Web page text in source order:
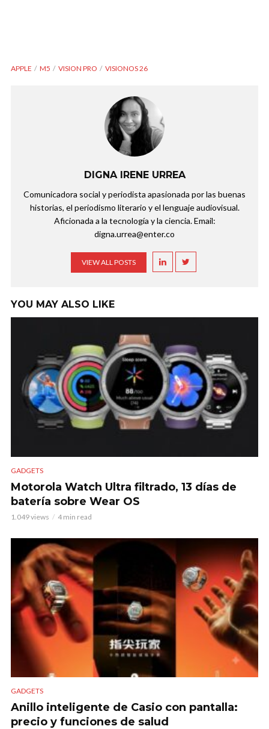
APPLE M5 VISION PRO VISIONOS 26
DIGNA IRENE URREA
Comunicadora social y periodista apasionada por las buenas
historias, el periodismo literario y el lenguaje audiovisual.
Aficionada a la tecnología y la ciencia. Email:
digna.urrea@enter.co
VIEW ALL POSTS
YOU MAY ALSO LIKE
GADGETS
Motorola Watch Ultra filtrado, 13 días de
batería sobre Wear OS
1.049 views 4 min read
GADGETS
Anillo inteligente de Casio con pantalla:
precio y funciones de salud